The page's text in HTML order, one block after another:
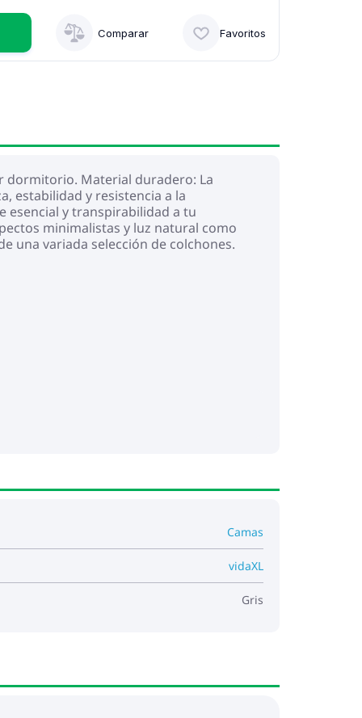
Favoritos
Comparar
dormitorio. Material duradero: La
estabilidad y resistencia a la
esencial y transpirabilidad a tu
minimalistas y luz natural como
una variada selección de colchones.
Camas
vidaXL
Gris